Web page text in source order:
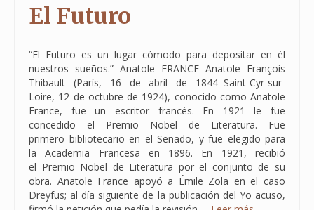
El Futuro
“El Futuro es un lugar cómodo para depositar en él
nuestros sueños.” Anatole FRANCE Anatole François
Thibault (París, 16 de abril de 1844–Saint-Cyr-sur-
Loire, 12 de octubre de 1924), conocido como Anatole
France, fue un escritor francés. En 1921 le fue
concedido el Premio Nobel de Literatura. Fue
primero bibliotecario en el Senado, y fue elegido para
la Academia Francesa en 1896. En 1921, recibió
el Premio Nobel de Literatura por el conjunto de su
obra. Anatole France apoyó a Émile Zola en el caso
Dreyfus; al día siguiente de la publicación del Yo acuso,